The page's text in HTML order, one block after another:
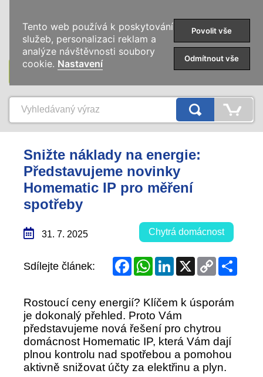
KATEGORIE
Snižte náklady na energie:
Představujeme novinky
Homematic IP pro měření
spotřeby
31. 7. 2025 Chytrá domácnost
Sdílejte článek: FacebookWhatsAppLinkedIn
Copy
Link
Tento web používá k poskytování
služeb, personalizaci reklam a
analýze návštěvnosti soubory
cookie. Nastavení
Povolit vše
Odmítnout vše